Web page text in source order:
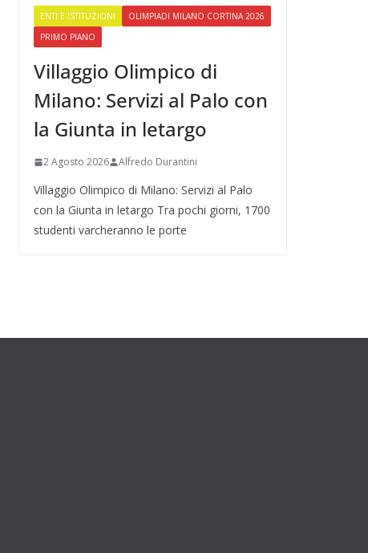
ENTI E ISTITUZIONI
OLIMPIADI MILANO CORTINA 2026
PRIMO PIANO
Villaggio Olimpico di
Milano: Servizi al Palo con
la Giunta in letargo
2 Agosto 2026 Alfredo Durantini
Villaggio Olimpico di Milano: Servizi al Palo
con la Giunta in letargo Tra pochi giorni, 1700
studenti varcheranno le porte